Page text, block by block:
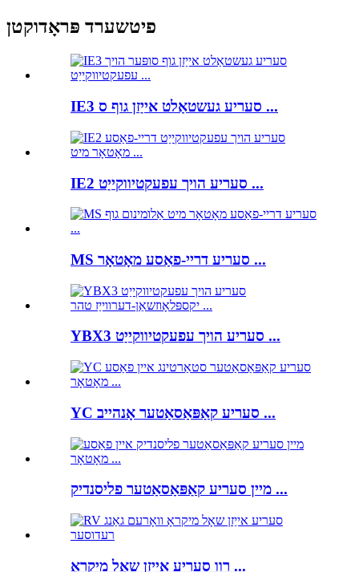
פיטשערד פּראָדוקטן
IE3 סעריע געשטאַלט אייַזן גוף ס ...
IE2 סעריע הויך עפעקטיווקייַט ...
MS סעריע דריי-פאַסע מאָטאָר ...
YBX3 סעריע הויך עפעקטיווקייַט ...
YC סעריע קאַפּאַסאַטער אָנהייב ...
מיין סעריע קאַפּאַסאַטער פליסנדיק ...
רוו סעריע אייַזן שאָל מיקראָ ...